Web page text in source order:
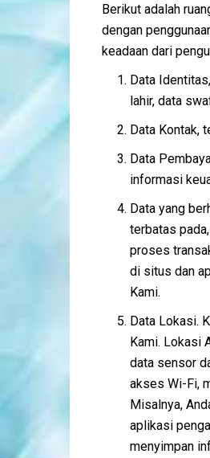
Berikut adalah
dengan
keadaan dari
Data
lahir, data
Data Kontak,
Data
informasi
Data yang
terbatas
proses
di situs dan
Kami.
Data Lokasi.
Kami. Lokasi
data sensor
akses Wi-Fi,
Misalnya,
aplikasi
menyimpan